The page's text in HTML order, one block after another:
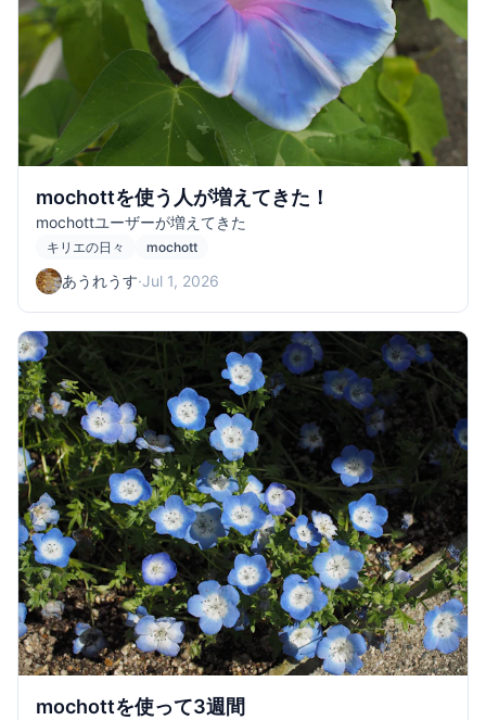
mochottを使う人が増えてきた！
mochottユーザーが増えてきた
キリエの日々 mochott
あうれうす·Jul 1, 2026
mochottを使って3週間